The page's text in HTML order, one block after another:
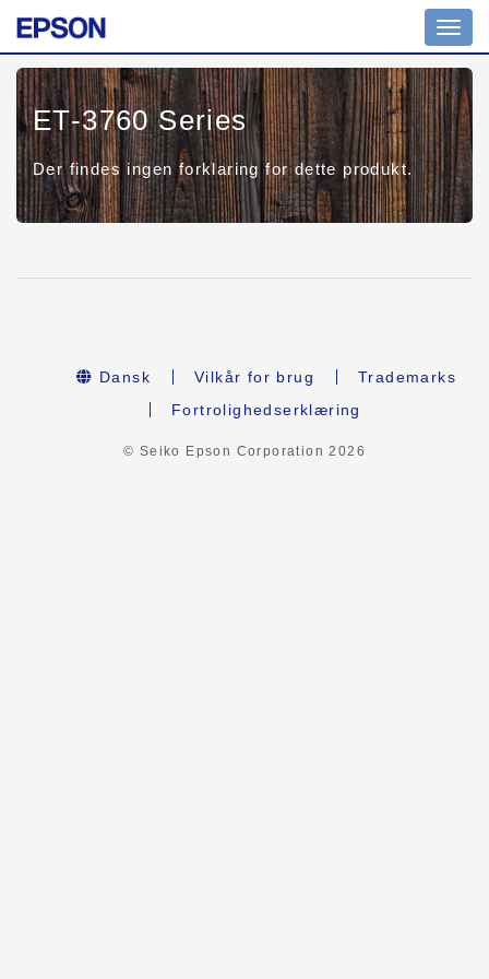
ET-3760 Series
Der findes ingen forklaring for dette produkt.
Dansk Vilkår for brug
Trademarks
Fortrolighedserklæring
© Seiko Epson Corporation2026